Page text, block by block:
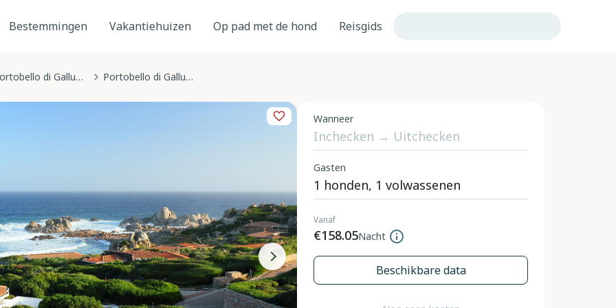
Bestemmingen Vakantiehuizen Op pad met de hond Reisgids
Portobello di Gallura Portobello di Gallura, Sardinië
Wanneer
Gasten
Vanaf
€158.05Nacht
Beschikbare data